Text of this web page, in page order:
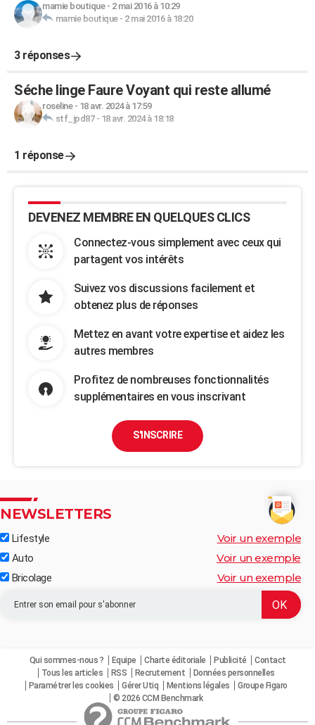
mamie boutique- 2 mai 2016 à 10:29
mamie boutique- 2 mai 2016 à 18:20
3 réponses
Séche linge Faure Voyant qui reste allumé
roseline- 18 avr. 2024 à 17:59
stf_jpd87- 18 avr. 2024 à 18:18
1 réponse
DEVENEZ MEMBRE EN QUELQUES CLICS
Connectez-vous simplement avec ceux qui
partagent vos intérêts
Suivez vos discussions facilement et
obtenez plus de réponses
Mettez en avant votre expertise et aidez les
autres membres
Profitez de nombreuses fonctionnalités
supplémentaires en vous inscrivant
S'INSCRIRE
NEWSLETTERS
Lifestyle Voir un exemple
Auto Voir un exemple
Bricolage Voir un exemple
Qui sommes-nous ? Equipe Charte éditoriale Publicité
Contact
Tous les articles
RSS Recrutement
Données personnelles
Paramétrer les cookies
Gérer Utiq Mentions légales
Groupe Figaro
© 2026 CCM Benchmark